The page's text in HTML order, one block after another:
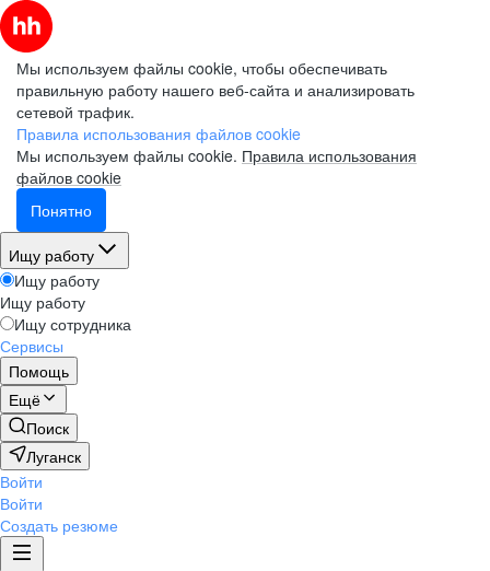
Мы используем файлы cookie, чтобы обеспечивать
правильную работу нашего веб-сайта и анализировать
сетевой трафик.
Правила использования файлов cookie
Мы используем файлы cookie. Правила использования
файлов cookie
Понятно
Ищу работу
Ищу работу
Ищу работу
Ищу сотрудника
Сервисы
Помощь
Ещё
Поиск
Луганск
Войти
Войти
Создать резюме